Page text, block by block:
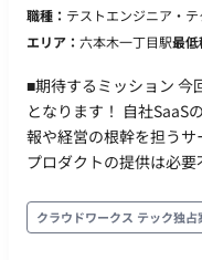
職種： テストエンジニア・
エリア： 六本木一丁目駅最低
■期待するミッション 今
となります！ 自社SaaS
報や経営の根幹を担う
プロダクトの提供は必
関わり、テスト計画・
ただきます。 ■担当工程（業務範囲） Webアプリケーションの
クラウドワークス テック独占